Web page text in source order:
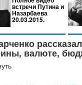
встречи Путина и
Назарбаева
20.03.2015.
валюте,